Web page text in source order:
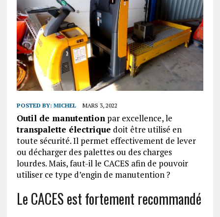
POSTED BY: MICHEL MARS 3, 2022
Outil de manutentionpar excellence, le
transpalette électrique doit être utilisé en
toute sécurité. Il permet effectivement de lever
ou décharger des palettes ou des charges
lourdes. Mais, faut-il le CACES afin de pouvoir
utiliser ce type d’engin de manutention ?
Le CACES est fortement recommandé